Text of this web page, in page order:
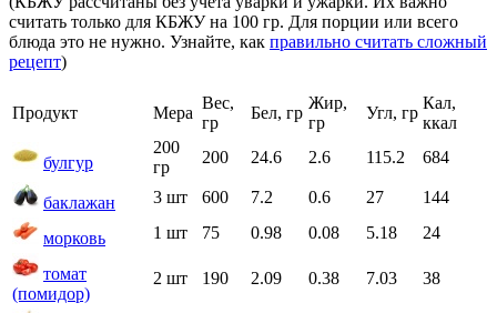
считать только для КБЖУ на 100 гр. Для порции или всего
блюда это не нужно. Узнайте, как правильно считать сложный
рецепт)
Продукт Мера
Вес,
гр
Бел, гр
Жир,
гр
Угл, гр
Кал,
ккал
булгур
200
гр
200 24.6 2.6 115.2 684
баклажан 3 шт 600 7.2 0.6 27 144
морковь 1 шт 75 0.98 0.08 5.18 24
томат
(помидор)
2 шт 190 2.09 0.38 7.03 38